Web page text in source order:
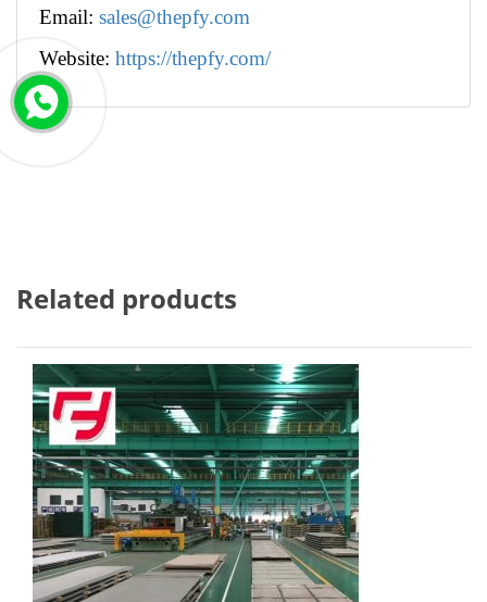
Email: sales@thepfy.com
Website: https://thepfy.com/
Related products